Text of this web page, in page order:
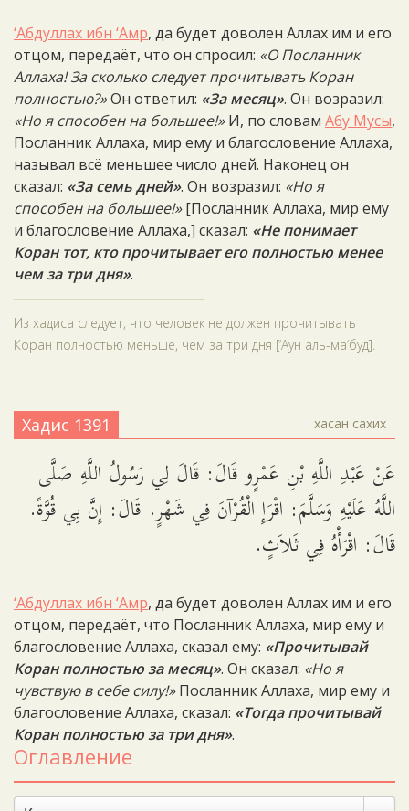
‘Абдуллах ибн ‘Амр, да будет доволен Аллах им и его
отцом, передаёт, что он спросил: «О Посланник
Аллаха! За сколько следует прочитывать Коран
полностью?»Он ответил: «За месяц». Он возразил:
«Но я способен на большее!»И, по словам Абу Мусы,
Посланник Аллаха, мир ему и благословение Аллаха,
называл всё меньшее число дней. Наконец он
сказал: «За семь дней». Он возразил: «Но я
способен на большее!»[Посланник Аллаха, мир ему
и благословение Аллаха,] сказал: «Не понимает
Коран тот, кто прочитывает его полностью менее
чем за три дня».
Из хадиса следует, что человек не должен прочитывать
Коран полностью меньше, чем за три дня [‘Аун аль-ма‘буд].
Хадис 1391 хасан сахих
عَنْ عَبْدِ اللَّهِ بْنِ عَمْرٍو قَالَ: قَالَ لِي رَسُولُ اللَّهِ صَلَّى
اللَّهُ عَلَيْهِ وَسَلَّمَ: اقْرَإِ الْقُرْآنَ فِي شَهْرٍ. قَالَ: إِنَّ بِي قُوَّةً.
قَالَ: اقْرَأْهُ فِي ثَلاَثٍ.
‘Абдуллах ибн ‘Амр, да будет доволен Аллах им и его
отцом, передаёт, что Посланник Аллаха, мир ему и
благословение Аллаха, сказал ему: «Прочитывай
Коран полностью за месяц». Он сказал: «Но я
чувствую в себе силу!»Посланник Аллаха, мир ему и
благословение Аллаха, сказал: «Тогда прочитывай
Коран полностью за три дня».
Оглавление